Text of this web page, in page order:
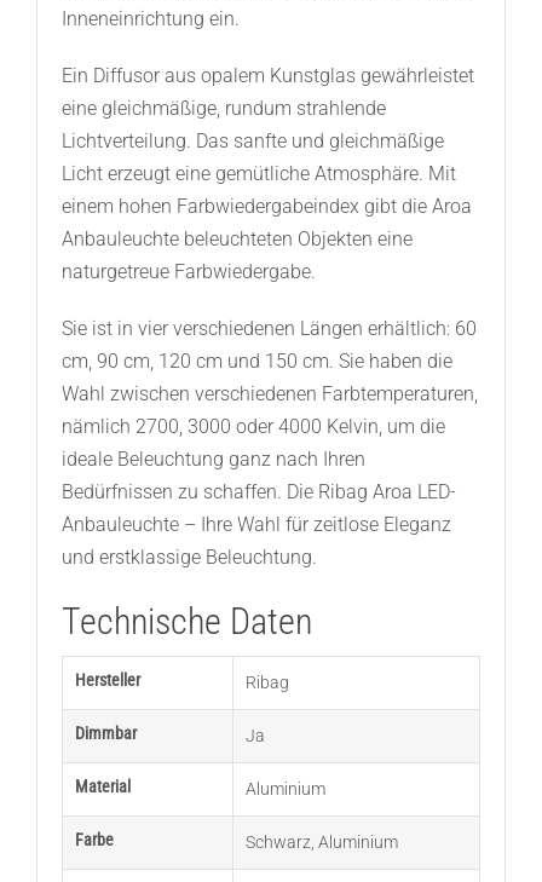
Inneneinrichtung ein.
Ein Diffusor aus opalem Kunstglas gewährleistet
eine gleichmäßige, rundum strahlende
Lichtverteilung. Das sanfte und gleichmäßige
Licht erzeugt eine gemütliche Atmosphäre. Mit
einem hohen Farbwiedergabeindex gibt die Aroa
Anbauleuchte beleuchteten Objekten eine
naturgetreue Farbwiedergabe.
Sie ist in vier verschiedenen Längen erhältlich: 60
cm, 90 cm, 120 cm und 150 cm. Sie haben die
Wahl zwischen verschiedenen Farbtemperaturen,
nämlich 2700, 3000 oder 4000 Kelvin, um die
ideale Beleuchtung ganz nach Ihren
Bedürfnissen zu schaffen. Die Ribag Aroa LED-
Anbauleuchte – Ihre Wahl für zeitlose Eleganz
und erstklassige Beleuchtung.
Technische Daten
Hersteller Ribag
Dimmbar Ja
Material Aluminium
Farbe Schwarz Aluminium